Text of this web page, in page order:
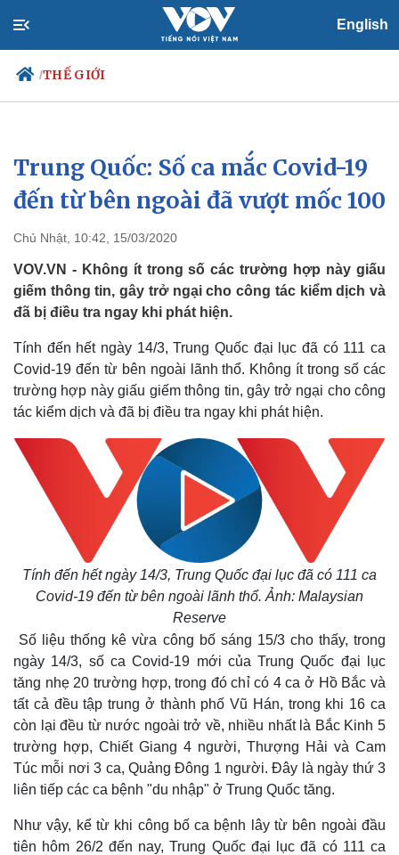
English
/THẾ GIỚI
Chính trị
Đảng
Tổ chức nhân sự
Nhận diện sự thật
Xã hội
Tin 24h
Dự báo thời tiết
Việc làm
Biển đảo
Trung Quốc: Số ca mắc Covid-19
đến từ bên ngoài đã vượt mốc 100
Chủ Nhật, 10:42, 15/03/2020
VOV.VN - Không ít trong số các trường hợp này giấu
giếm thông tin, gây trở ngại cho công tác kiểm dịch và
đã bị điều tra ngay khi phát hiện.
Tính đến hết ngày 14/3, Trung Quốc đại lục đã có 111 ca
Covid-19 đến từ bên ngoài lãnh thổ. Không ít trong số các
trường hợp này giấu giếm thông tin, gây trở ngại cho công
tác kiểm dịch và đã bị điều tra ngay khi phát hiện.
Tính đến hết ngày 14/3, Trung Quốc đại lục đã có 111 ca
Covid-19 đến từ bên ngoài lãnh thổ. Ảnh: Malaysian
Reserve
Số liệu thống kê vừa công bố sáng 15/3 cho thấy, trong
ngày 14/3, số ca Covid-19 mới của Trung Quốc đại lục
tăng nhẹ 20 trường hợp, trong đó chỉ có 4 ca ở Hồ Bắc và
tất cả đều tập trung ở thành phố Vũ Hán, trong khi 16 ca
còn lại đều từ nước ngoài trở về, nhiều nhất là Bắc Kinh 5
trường hợp, Chiết Giang 4 người, Thượng Hải và Cam
Túc mỗi nơi 3 ca, Quảng Đông 1 người. Đây là ngày thứ 3
liên tiếp các ca bệnh "du nhập" ở Trung Quốc tăng.
Như vậy, kể từ khi công bố ca bệnh lây từ bên ngoài đầu
tiên hôm 26/2 đến nay, Trung Quốc đại lục đã có 111 ca